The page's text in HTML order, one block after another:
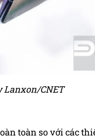
Lanxon/CNET
toàn so với các